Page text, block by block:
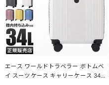
エース ワールドトラベラー ボトムベ
イ スーツケース キャリーケース 34L